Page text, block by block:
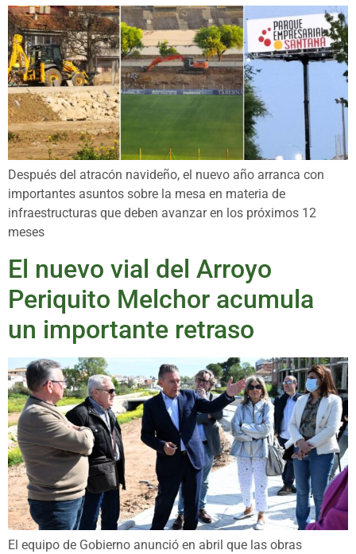
Después del atracón navideño, el nuevo año arranca con
importantes asuntos sobre la mesa en materia de
infraestructuras que deben avanzar en los próximos 12
meses
El nuevo vial del Arroyo
Periquito Melchor acumula
un importante retraso
El equipo de Gobierno anunció en abril que las obras